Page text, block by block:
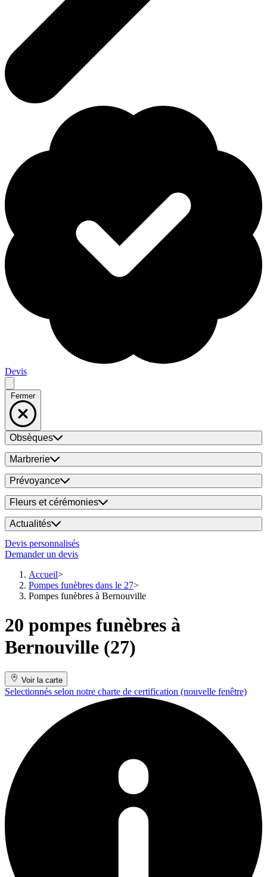
Devis
Fermer
Obsèques
Marbrerie
Prévoyance
Fleurs et cérémonies
Actualités
Devis personnalisés
Demander un devis
Accueil
Pompes funèbres dans le 27
Pompes funèbres à Bernouville
20 pompes funèbres à
Bernouville (27)
Voir la carte
Selectionnés selon notre charte de certification (nouvelle fenêtre)